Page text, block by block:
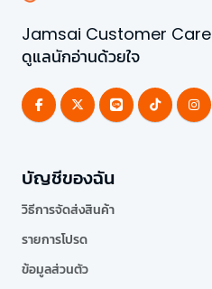
Jamsai Customer Care
ดูแลนักอ่านด้วยใจ
บัญชีของฉัน
วิธีการจัดส่งสินค้า
รายการโปรด
ข้อมูลส่วนตัว